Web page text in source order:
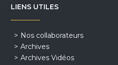
LIENS UTILES
Nos collaborateurs
Archives
Archives Vidéos